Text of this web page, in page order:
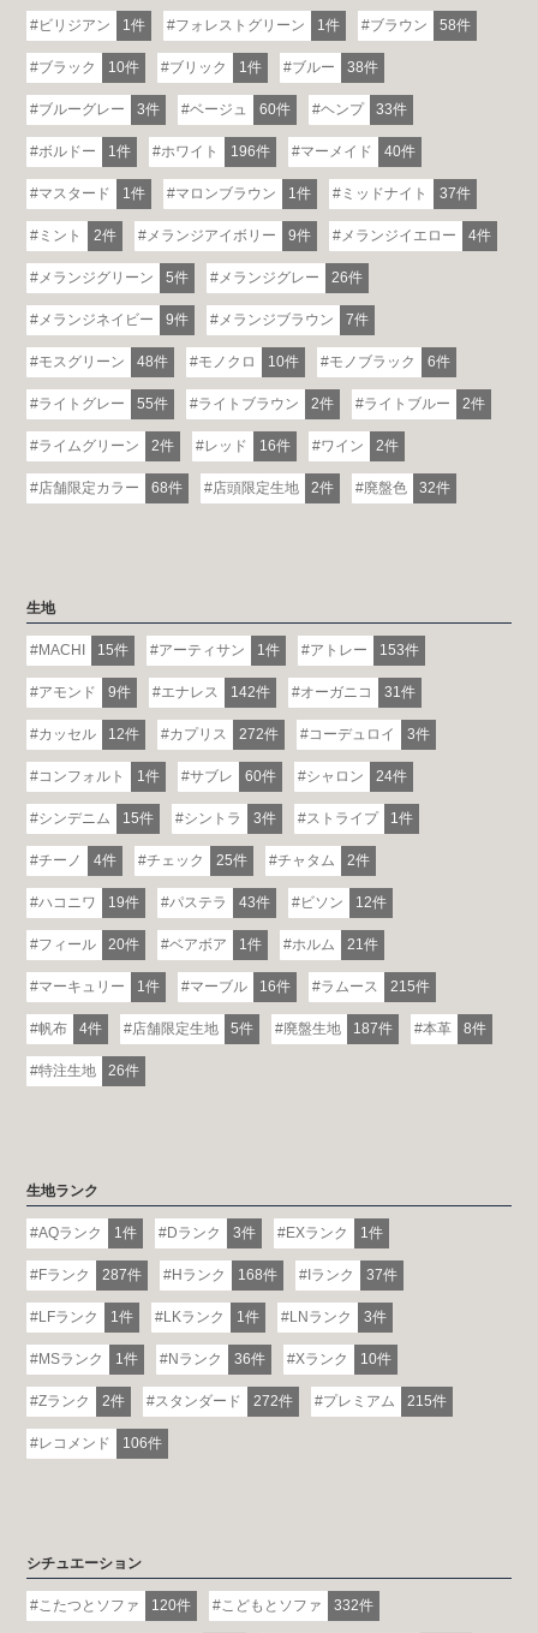
ビリジアン 1件 フォレストグリーン 1件 ブラウン 58件
ブラック 10件 ブリック 1件 ブルー 38件
ブルーグレー 3件 ベージュ 60件 ヘンプ 33件
ボルドー 1件 ホワイト 196件 マーメイド 40件
マスタード 1件 マロンブラウン 1件 ミッドナイト 37件
ミント 2件 メランジアイボリー 9件 メランジイエロー 4件
メランジグリーン 5件 メランジグレー 26件
メランジネイビー 9件 メランジブラウン 7件
モスグリーン 48件 モノクロ 10件 モノブラック 6件
ライトグレー 55件 ライトブラウン 2件 ライトブルー 2件
ライムグリーン 2件 レッド 16件 ワイン 2件
店舗限定カラー 68件 店頭限定生地 2件 廃盤色 32件
生地
MACHI 15件 アーティサン 1件 アトレー 153件
アモンド 9件 エナレス 142件 オーガニコ 31件
カッセル 12件 カプリス 272件 コーデュロイ 3件
コンフォルト 1件 サブレ 60件 シャロン 24件
シンデニム 15件 シントラ 3件 ストライプ 1件
チーノ 4件 チェック 25件 チャタム 2件
ハコニワ 19件 パステラ 43件 ビソン 12件
フィール 20件 ベアボア 1件 ホルム 21件
マーキュリー 1件 マーブル 16件 ラムース 215件
帆布 4件 店舗限定生地 5件 廃盤生地 187件 本革 8件
特注生地 26件
生地ランク
AQランク 1件 Dランク 3件 EXランク 1件
Fランク 287件 Hランク 168件 Iランク 37件
LFランク 1件 LKランク 1件 LNランク 3件
MSランク 1件 Nランク 36件 Xランク 10件
Zランク 2件 スタンダード 272件 プレミアム 215件
レコメンド 106件
シチュエーション
こたつとソファ 120件 こどもとソファ 332件